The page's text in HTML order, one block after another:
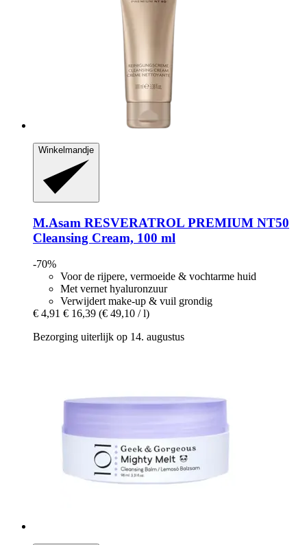
Winkelmandje
M.Asam RESVERATROL PREMIUM NT50
Cleansing Cream, 100 ml
-70%
Voor de rijpere, vermoeide & vochtarme huid
Met vernet hyaluronzuur
Verwijdert make-up & vuil grondig
€ 4,91 € 16,39 (€ 49,10 / l)
Bezorging uiterlijk op 14. augustus